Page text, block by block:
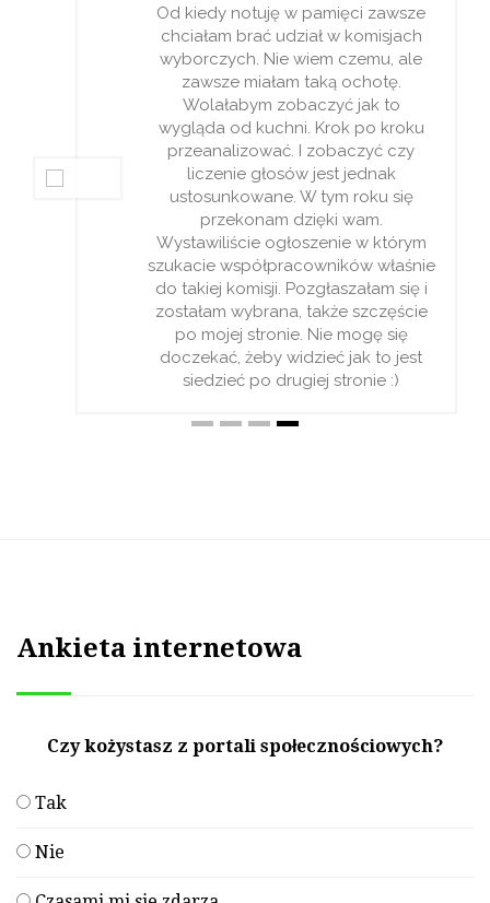
Od kiedy notuję w pamięci zawsze
chciałam brać udział w komisjach
wyborczych. Nie wiem czemu, ale
zawsze miałam taką ochotę.
Wolałabym zobaczyć jak to
wygląda od kuchni. Krok po kroku
przeanalizować. I zobaczyć czy
liczenie głosów jest jednak
ustosunkowane. W tym roku się
przekonam dzięki wam.
Wystawiliście ogłoszenie w którym
szukacie współpracowników właśnie
do takiej komisji. Pozgłaszałam się i
zostałam wybrana, także szczęście
po mojej stronie. Nie mogę się
doczekać, żeby widzieć jak to jest
siedzieć po drugiej stronie :)
Ankieta internetowa
Czy kożystasz z portali społecznościowych?
Tak
Nie